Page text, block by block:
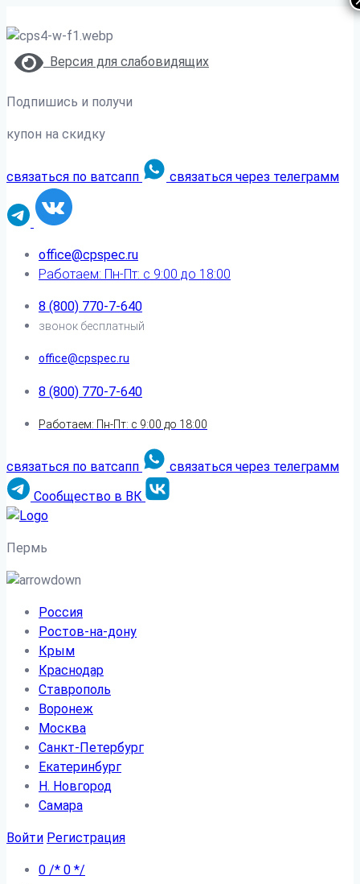
Версия для слабовидящих
Подпишись и получи
купон на скидку
связаться по ватсапп связаться через телеграмм
office@cpspec.ru
Работаем: Пн-Пт: с 9:00 до 18:00
8 (800) 770-7-640
звонок бесплатный
office@cpspec.ru
8 (800) 770-7-640
Работаем: Пн-Пт: с 9:00 до 18:00
связаться по ватсапп
связаться через телеграмм
Сообщество в ВК
Пермь
Россия
Ростов-на-дону
Крым
Краснодар
Ставрополь
Воронеж
Москва
Санкт-Петербург
Екатеринбург
Н. Новгород
Самара
Войти Регистрация
0 /* 0 */